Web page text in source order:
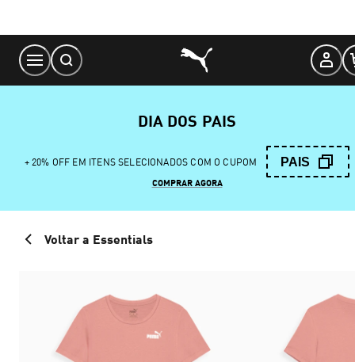
Content
DIA DOS PAIS
+ 20% OFF EM ITENS SELECIONADOS COM O CUPOM PAIS
COMPRAR AGORA
Voltar a Essentials